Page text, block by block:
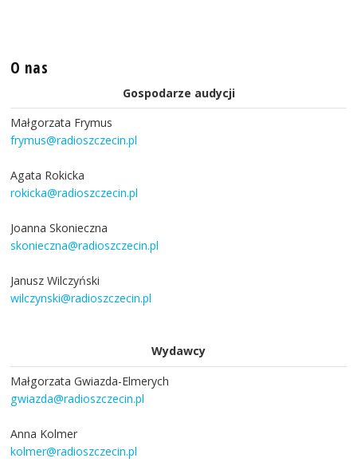
O nas
Gospodarze audycji
Małgorzata Frymus
frymus@radioszczecin.pl
Agata Rokicka
rokicka@radioszczecin.pl
Joanna Skonieczna
skonieczna@radioszczecin.pl
Janusz Wilczyński
wilczynski@radioszczecin.pl
Wydawcy
Małgorzata Gwiazda-Elmerych
gwiazda@radioszczecin.pl
Anna Kolmer
kolmer@radioszczecin.pl